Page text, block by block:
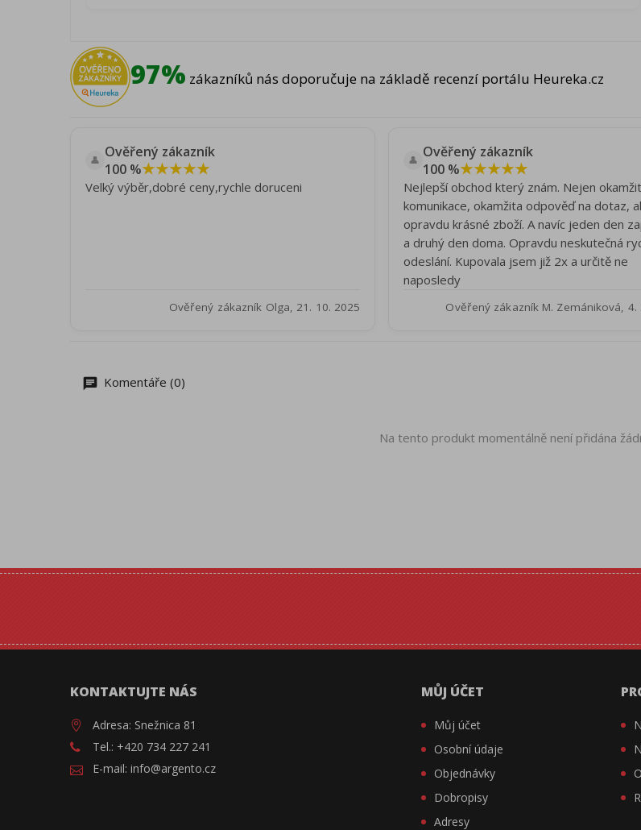
97% zákazníků nás doporučuje na základě recenzí portálu Heureka.cz
👤 Ověřený zákazník
100 %★★★★★
Velký výběr,dobré ceny,rychle doruceni
Ověřený zákazník Olga, 21. 10. 2025
👤 Ověřený zákazník
100 %★★★★★
Nejlepší obchod který znám. Nejen
komunikace, okamžita odpověď na dotaz,
opravdu krásné zboží. A navíc jeden den
a druhý den doma. Opravdu neskutečná
odeslání. Kupovala jsem již 2x a určitě ne
naposledy
Ověřený zákazník M. Zemániková, 4.
Komentáře (0)
Na tento produkt momentálně není přidána
KONTAKTUJTE NÁS
Adresa: Snežnica 81
Tel.: +420 734 227 241
E-mail: info@argento.cz
MŮJ ÚČET
Můj účet
Osobní údaje
Objednávky
Dobropisy
Adresy